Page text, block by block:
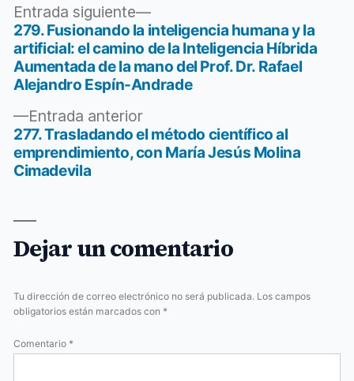
Navegación
de
entradas
Entrada anteriorEntrada
anterior:
277. Trasladando el método científico al
emprendimiento, con María Jesús Molina
Cimadevila
Entrada siguiente
Entrada
siguiente:
279. Fusionando la inteligencia humana y la
artificial: el camino de la Inteligencia Híbrida
Aumentada de la mano del Prof. Dr. Rafael
Alejandro Espín-Andrade
Dejar un comentario
Tu dirección de correo electrónico no será publicada. Los campos
obligatorios están marcados con *
Comentario *